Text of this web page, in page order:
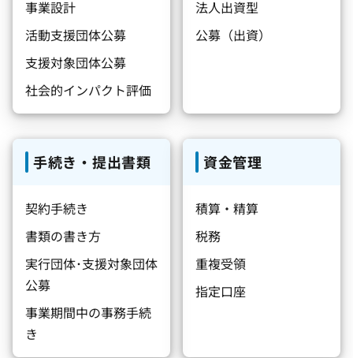
事業設計
活動支援団体公募
支援対象団体公募
社会的インパクト評価
法人出資型
公募（出資）
手続き・提出書類
契約手続き
書類の書き方
実行団体･支援対象団体
公募
事業期間中の事務手続
き
資金管理
積算・精算
税務
重複受領
指定口座